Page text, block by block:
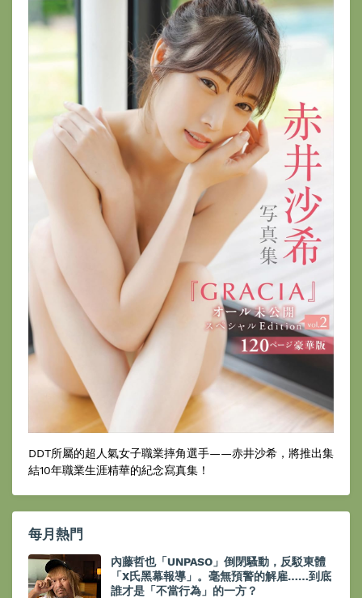
DDT所屬的超人氣女子職業摔角選手——赤井沙希，將推出集
結10年職業生涯精華的紀念寫真集！
每月熱門
內藤哲也「UNPASO」倒閉騷動，反駁東體
「X氏黑幕報導」。毫無預警的解雇……到底
誰才是「不當行為」的一方？